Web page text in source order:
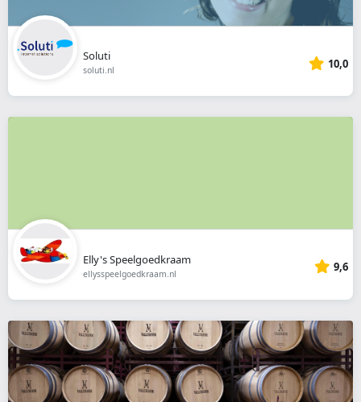
Soluti
soluti.nl 10,0
Elly's Speelgoedkraam
ellysspeelgoedkraam.nl 9,6